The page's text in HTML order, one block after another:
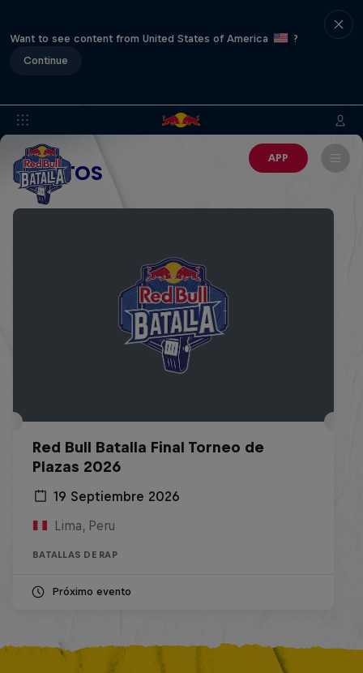
Want to see content from United States of America
?
Continue
APP
EVENTOS
Red Bull Batalla Final Torneo de
Plazas 2026
19 Septiembre 2026
Lima, Peru
BATALLAS DE RAP
Próximo evento